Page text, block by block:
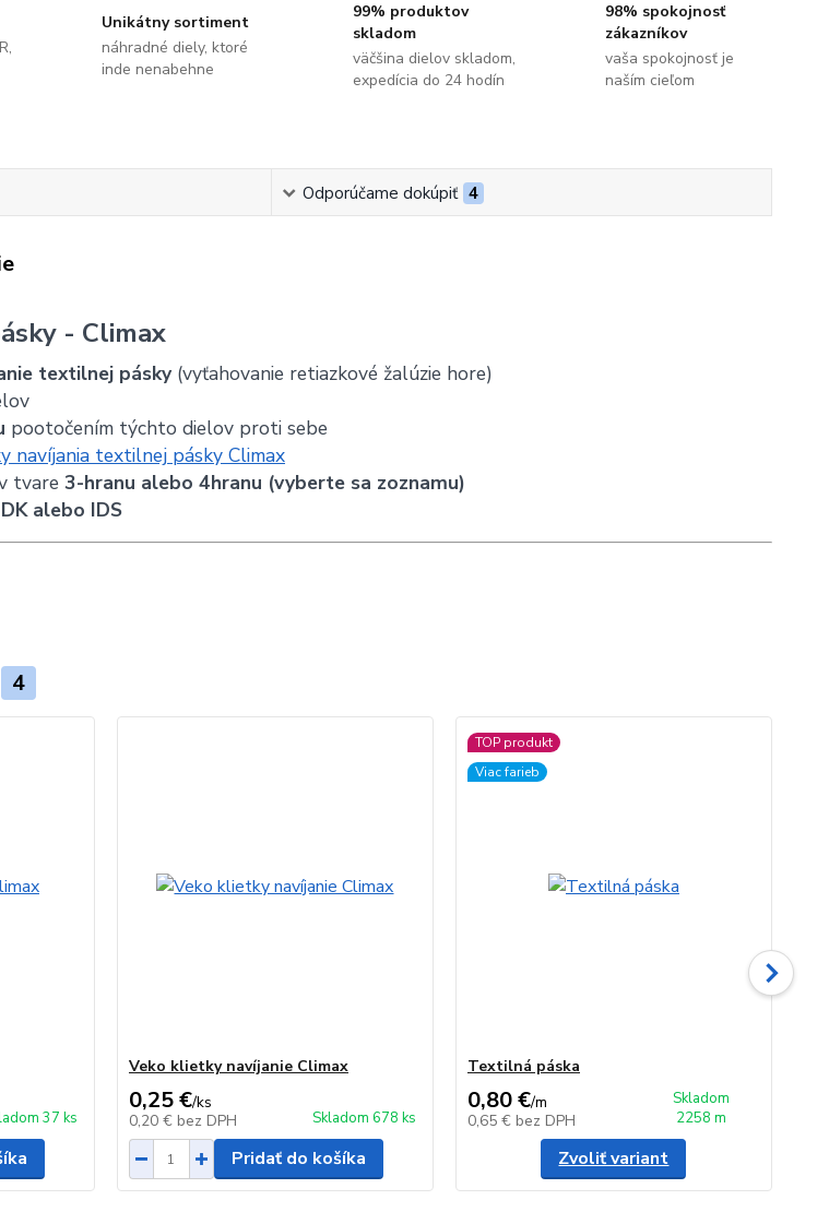
Unikátny sortiment
náhradné diely, ktoré
inde nenabehne
99% produktov
skladom
väčšina dielov skladom,
expedícia do 24 hodín
98% spokojnosť
zákazníkov
vaša spokojnosť je
naším cieľom
Odporúčame dokúpiť 4
- Climax
textilnej pásky (vyťahovanie retiazkové žalúzie hore)
pootočením týchto dielov proti sebe
navíjania textilnej pásky Climax
tvare 3-hranu alebo 4hranu (vyberte sa zoznamu)
alebo IDS
4
37 ks
Veko klietky navíjanie Climax
0,25 €/ks
0,20 € bez DPH Skladom 678 ks
Pridať do košíka
TOP produkt
Viac farieb
Textilná páska
0,80 €/m
0,65 € bez DPH
Skladom
2258 m
Zvoliť variant